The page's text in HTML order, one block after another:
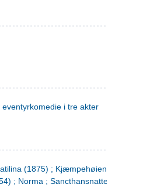
i tre akter
(1875) ; Kjæmpehøien (1850) ;
; Norma ; Sancthansnatten